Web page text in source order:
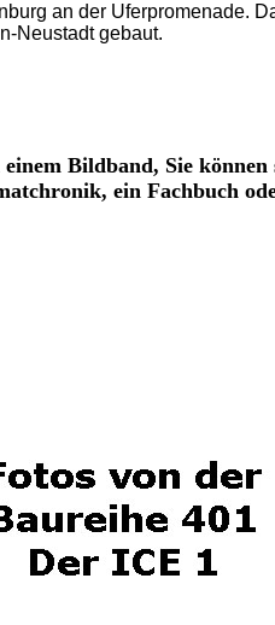
an der Uferpromenade.
Neustadt gebaut.
Bildband, Sie können
ein Fachbuch